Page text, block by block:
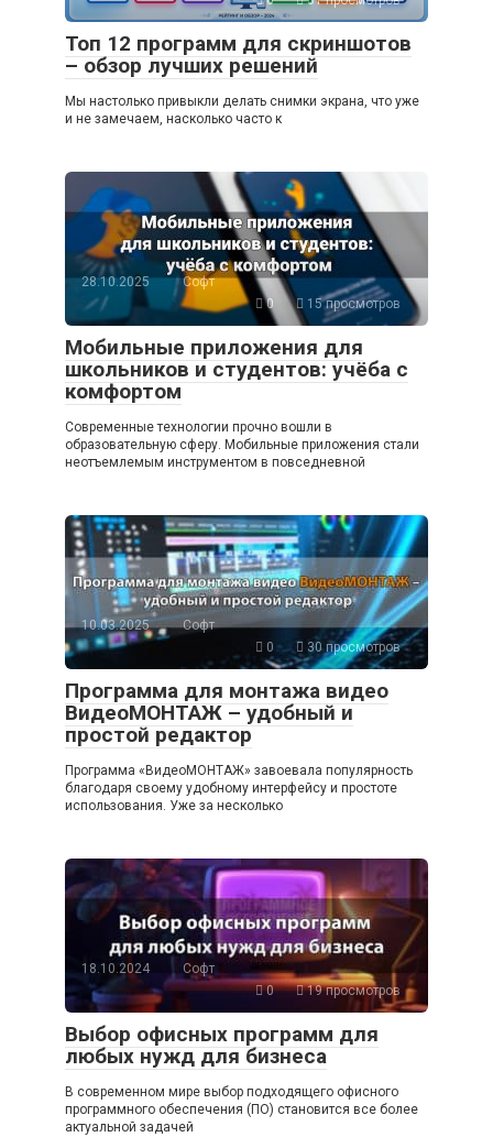
Топ 12 программ для скриншотов
– обзор лучших решений
Мы настолько привыкли делать снимки экрана, что уже
и не замечаем, насколько часто к
28.10.2025
Софт
0
15 просмотров
Мобильные приложения для
школьников и студентов: учёба с
комфортом
Современные технологии прочно вошли в
образовательную сферу. Мобильные приложения стали
неотъемлемым инструментом в повседневной
10.03.2025
Софт
0
30 просмотров
Программа для монтажа видео
ВидеоМОНТАЖ – удобный и
простой редактор
Программа «ВидеоМОНТАЖ» завоевала популярность
благодаря своему удобному интерфейсу и простоте
использования. Уже за несколько
18.10.2024
Софт
0
19 просмотров
Выбор офисных программ для
любых нужд для бизнеса
В современном мире выбор подходящего офисного
программного обеспечения (ПО) становится все более
актуальной задачей